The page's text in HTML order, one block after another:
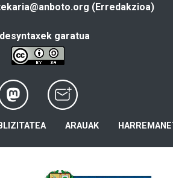
(Erredakzioa)
garatua
ARAUAK